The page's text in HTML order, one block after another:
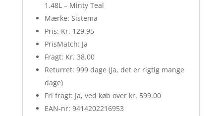
1.48L – Minty Teal
Mærke: Sistema
Pris: Kr. 129.95
PrisMatch: Ja
Fragt: Kr. 38.00
Returret: 999 dage (Ja, det er rigtig mange
dage)
Fri fragt: Ja, ved køb over kr. 599.00
EAN-nr: 9414202216953